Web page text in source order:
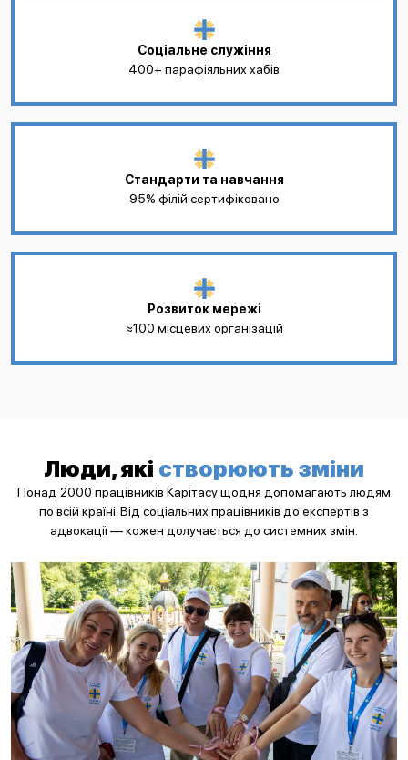
Соціальне служіння
400+ парафіяльних хабів
Стандарти та навчання
95% філій сертифіковано
Розвиток мережі
≈100 місцевих організацій
Люди, які створюють зміни
Понад 2000 працівників Карітасу щодня допомагають людям
по всій країні. Від соціальних працівників до експертів з
адвокації — кожен долучається до системних змін.